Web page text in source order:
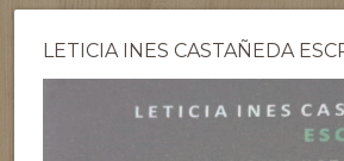
LETICIA INES CASTAÑEDA